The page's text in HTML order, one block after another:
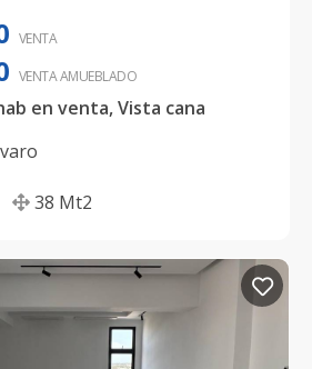
VENTA
VENTA AMUEBLADO
en venta, Vista cana
38 Mt2